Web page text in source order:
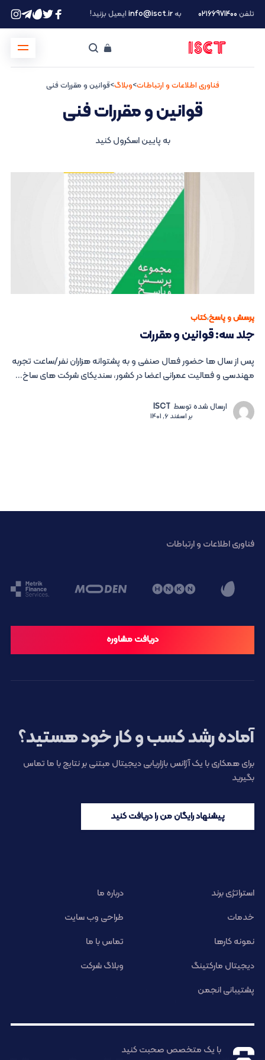
تلفن ۰۲۱66971400 بهinfo@isct.irایمیل بزنید!
فناوری اطلاعات و ارتباطات>وبلاگ>قوانین و مقررات فنی
قوانین و مقررات فنی
به پایین اسکرول کنید
پرسش و پاسخ،کتاب
جلد سه: قوانین و مقررات
پس از سال ها حضور فعال صنفی و به پشتوانه هزاران نفر/ساعت تجربه
مهندسی و فعالیت عمرانی اعضا در کشور، سندیکای شرکت های ساخ...
ارسال شده توسط ISCT
براسفند 6, 1401
فناوری اطلاعات و ارتباطات
دریافت مشاوره
آماده رشد کسب و کار خود هستید؟
برای همکاری با یک آژانس بازاریابی دیجیتال مبتنی بر نتایج با ما تماس
بگیرید
پیشنهاد رایگان من را دریافت کنید
استراتژی برند
درباره ما
خدمات
طراحی وب سایت
نمونه کارها
تماس با ما
دیجیتال مارکتینگ
وبلاگ شرکت
پشتیبانی انجمن
با یک متخصص صحبت کنید